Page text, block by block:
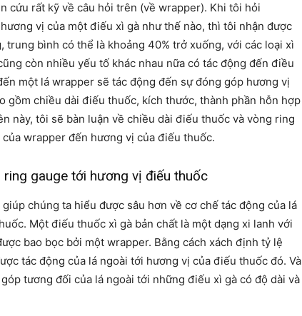
cứu rất kỹ về câu hỏi trên (về wrapper). Khi tôi hỏi
vị của một điếu xì gà như thế nào, thì tôi nhận được
trung bình có thể là khoảng 40% trở xuống, với các loại xì
còn nhiều yếu tố khác nhau nữa có tác động đến điều
một lá wrapper sẽ tác động đến sự đóng góp hương vị
gồm chiều dài điếu thuốc, kích thước, thành phần hỗn hợp
này, tôi sẽ bàn luận về chiều dài điếu thuốc và vòng ring
wrapper đến hương vị của điếu thuốc.
gauge tới hương vị điếu thuốc
chúng ta hiểu được sâu hơn về cơ chế tác động của lá
Một điếu thuốc xì gà bản chất là một dạng xi lanh với
bao bọc bởi một wrapper. Bằng cách xách định tỷ lệ
tác động của lá ngoài tới hương vị của điếu thuốc đó. Và
tương đối của lá ngoài tới những điếu xì gà có độ dài và